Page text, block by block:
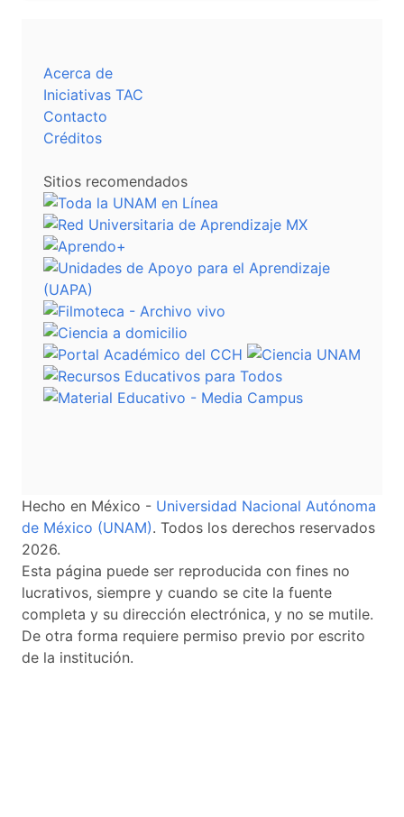
Acerca de
Iniciativas TAC
Contacto
Créditos
Sitios recomendados
Hecho en México - Universidad Nacional Autónoma
de México (UNAM). Todos los derechos reservados
2026.
Esta página puede ser reproducida con fines no
lucrativos, siempre y cuando se cite la fuente
completa y su dirección electrónica, y no se mutile.
De otra forma requiere permiso previo por escrito
de la institución.